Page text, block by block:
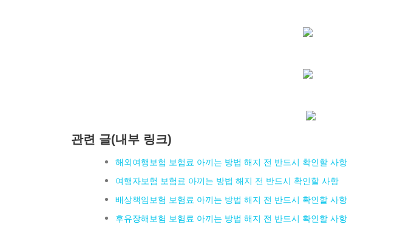
관련 글(내부 링크)
해외여행보험 보험료 아끼는 방법 해지 전 반드시 확인할 사항
여행자보험 보험료 아끼는 방법 해지 전 반드시 확인할 사항
배상책임보험 보험료 아끼는 방법 해지 전 반드시 확인할 사항
후유장해보험 보험료 아끼는 방법 해지 전 반드시 확인할 사항